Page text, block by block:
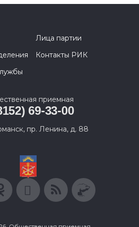
Лица партии
Контакты РИК
приемная
69-33-00
пр. Ленина, д. 88